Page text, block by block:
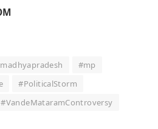
#mp
#PoliticalStorm
#VandeMataramControversy